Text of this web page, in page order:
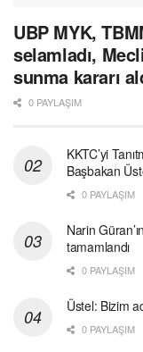
UBP MYK,
selamladı,
sunma kararı
0 PAYLAŞIM
KKTC’yi
Başbakan
0 PAYLAŞIM
Narin
tamamlandı
0 PAYLAŞIM
Üstel: Bizim
0 PAYLAŞIM